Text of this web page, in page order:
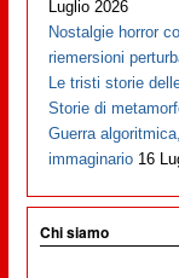
Luglio 2026
Nostalgie horror
riemersioni
Le tristi storie
Storie di
Guerra
immaginario 16
Chi siamo